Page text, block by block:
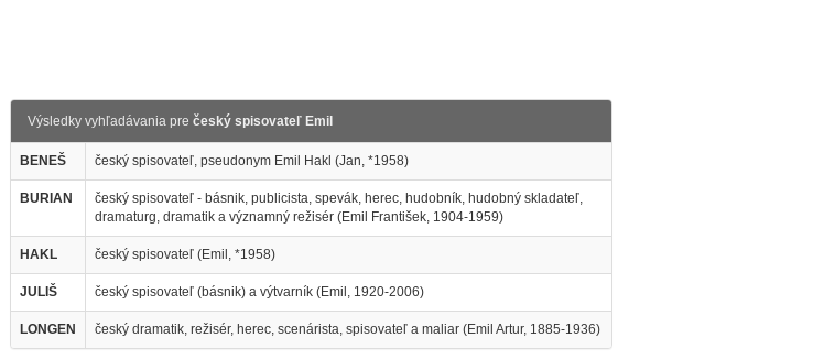
Výsledky vyhľadávania pre český spisovateľ Emil
BENEŠ český spisovateľ, pseudonym Emil Hakl (Jan, *1958)
BURIAN
český spisovateľ - básnik, publicista, spevák, herec, hudobník, hudobný skladateľ,
dramaturg, dramatik a významný režisér (Emil František, 1904-1959)
HAKL český spisovateľ (Emil, *1958)
JULIŠ český spisovateľ (básnik) a výtvarník (Emil, 1920-2006)
LONGEN český dramatik, režisér, herec, scenárista, spisovateľ a maliar (Emil Artur, 1885-1936)